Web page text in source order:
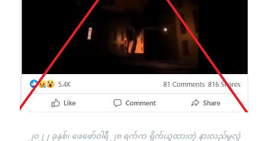
၂၀၂၂ ခုနှစ်၊ ဖေဖော်ဝါရီ ၂၈ ရက်က ရိုက်ယူထားတဲ့ နားလည်မှုလွဲ